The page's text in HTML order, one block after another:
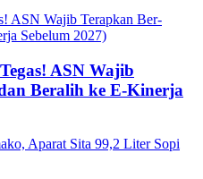
ASN Wajib
Beralih ke E-Kinerja